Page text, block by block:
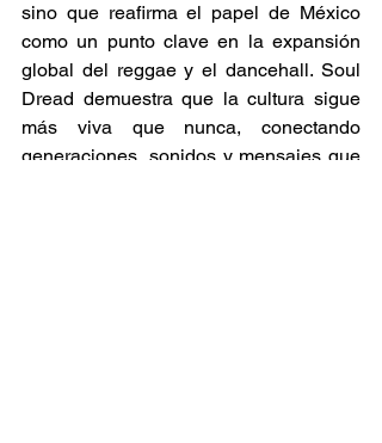
sino que reafirma el papel de México
como un punto clave en la expansión
global del reggae y el dancehall. Soul
Dread demuestra que la cultura sigue
más viva que nunca, conectando
generaciones, sonidos y mensajes que